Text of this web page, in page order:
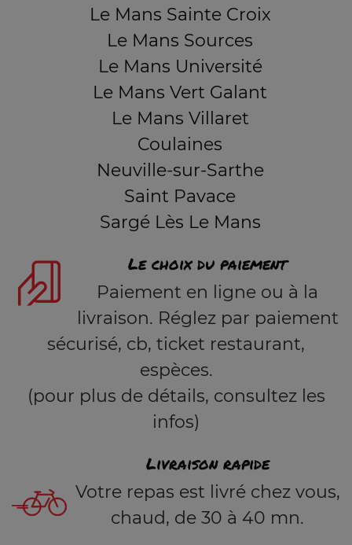
Le Mans Sainte Croix
Le Mans Sources
Le Mans Université
Le Mans Vert Galant
Le Mans Villaret
Coulaines
Neuville-sur-Sarthe
Saint Pavace
Sargé Lès Le Mans
Le choix du paiement
Paiement en ligne ou à la
livraison. Réglez par paiement
sécurisé, cb, ticket restaurant,
espèces.
(pour plus de détails, consultez les
infos)
Livraison rapide
Votre repas est livré chez vous,
chaud, de 30 à 40 mn.